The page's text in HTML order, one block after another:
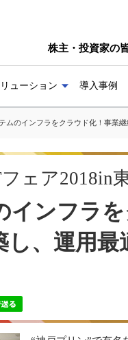
株主・投資家の
ューション 導入事例
ムのインフラをクラウド化！事業
ェア2018in
インフラ
し、運用